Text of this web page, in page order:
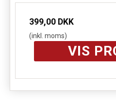
399,00 DKK
(inkl. moms)
VIS